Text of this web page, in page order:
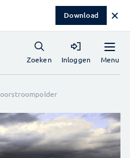
Download ✕
Menu
Zoeken Inloggen